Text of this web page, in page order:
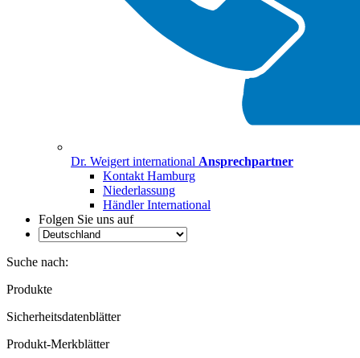
Dr. Weigert international Ansprechpartner
Kontakt Hamburg
Niederlassung
Händler International
Folgen Sie uns auf
Suche nach:
Produkte
Sicherheitsdatenblätter
Produkt-Merkblätter